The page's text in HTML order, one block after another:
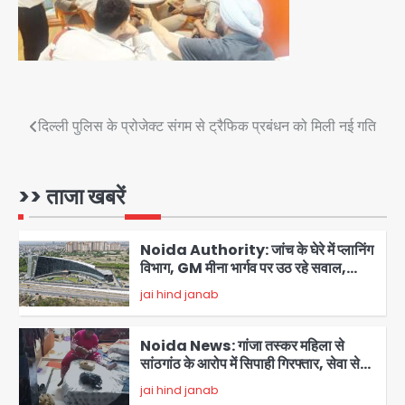
Post
दिल्ली पुलिस के प्रोजेक्ट संगम से ट्रैफिक प्रबंधन को मिली नई गति
>> ताजा खबरें
4
बिजली विभाग पर लापरवाही का आरोप
Avinash Kumar
Jharkhand PSC Exam Scam:
2
Noida Authority: जांच के घेरे में प्लानिंग
विभाग, GM मीना भार्गव पर उठ रहे सवाल,
कार्रवाई में देरी पर भी चर्चा तेज
jai hind janab
Noida News: गांजा तस्कर महिला से
सांठगांठ के आरोप में सिपाही गिरफ्तार, सेवा से
बर्खास्त, कई पुलिसकर्मियों में डर
jai hind janab